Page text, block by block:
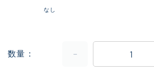
なし
数量